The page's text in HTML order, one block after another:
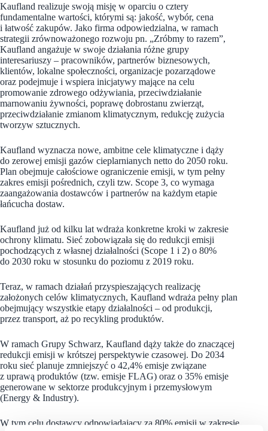
Kaufland realizuje swoją misję w oparciu o cztery
fundamentalne wartości, którymi są: jakość, wybór, cena
i łatwość zakupów. Jako firma odpowiedzialna, w ramach
strategii zrównoważonego rozwoju pn. „Zróbmy to razem”,
Kaufland angażuje w swoje działania różne grupy
interesariuszy – pracowników, partnerów biznesowych,
klientów, lokalne społeczności, organizacje pozarządowe
oraz podejmuje i wspiera inicjatywy mające na celu
promowanie zdrowego odżywiania, przeciwdziałanie
marnowaniu żywności, poprawę dobrostanu zwierząt,
przeciwdziałanie zmianom klimatycznym, redukcję zużycia
tworzyw sztucznych.
Kaufland wyznacza nowe, ambitne cele klimatyczne i dąży
do zerowej emisji gazów cieplarnianych netto do 2050 roku.
Plan obejmuje całościowe ograniczenie emisji, w tym pełny
zakres emisji pośrednich, czyli tzw. Scope 3, co wymaga
zaangażowania dostawców i partnerów na każdym etapie
łańcucha dostaw.
Kaufland już od kilku lat wdraża konkretne kroki w zakresie
ochrony klimatu. Sieć zobowiązała się do redukcji emisji
pochodzących z własnej działalności (Scope 1 i 2) o 80%
do 2030 roku w stosunku do poziomu z 2019 roku.
Teraz, w ramach działań przyspieszających realizację
założonych celów klimatycznych, Kaufland wdraża pełny plan
obejmujący wszystkie etapy działalności – od produkcji,
przez transport, aż po recykling produktów.
W ramach Grupy Schwarz, Kaufland dąży także do znaczącej
redukcji emisji w krótszej perspektywie czasowej. Do 2034
roku sieć planuje zmniejszyć o 42,4% emisje związane
z uprawą produktów (tzw. emisje FLAG) oraz o 35% emisje
generowane w sektorze produkcyjnym i przemysłowym
(Energy & Industry).
W tym celu dostawcy odpowiadający za 80% emisji w zakresie